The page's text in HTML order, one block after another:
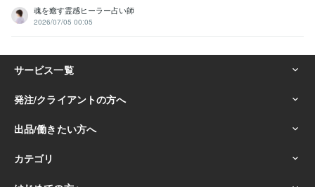
魂を癒す霊感ヒーラー占い師
2026/07/05 00:05